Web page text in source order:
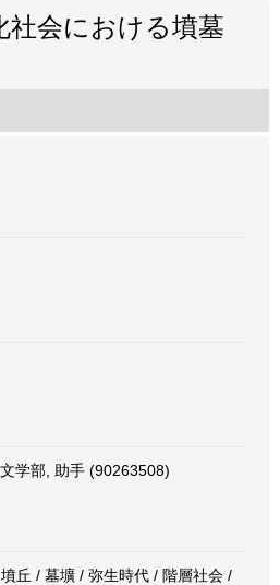
社会における墳墓
学部, 助手 (90263508)
丘 / 墓壙 / 弥生時代 / 階層社会 /